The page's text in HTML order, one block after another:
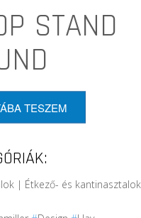
STAND
TESZEM
| Étkező- és kantinasztalok